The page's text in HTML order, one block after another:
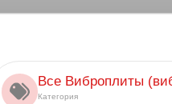
Все Виброплиты
Категория